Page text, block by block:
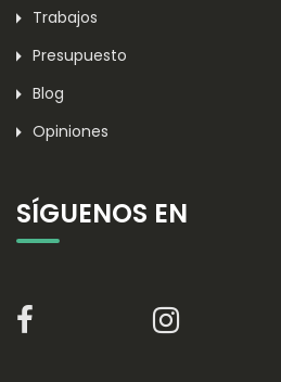
Trabajos
Presupuesto
Blog
Opiniones
SÍGUENOS EN